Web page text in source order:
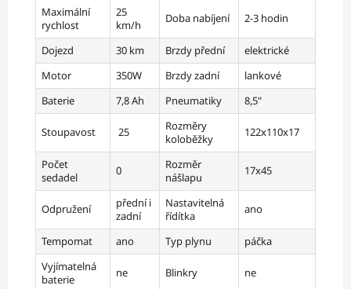
Maximální
rychlost
25
km/h
Doba nabíjení 2-3 hodin
Dojezd 30 km Brzdy přední
elektrické
Motor
350W Brzdy zadní
lankové
Baterie
7,8 Ah Pneumatiky 8,5"
Stoupavost 25
Rozměry
koloběžky
122x110x17
Počet
sedadel
0
Rozměr
nášlapu
17x45
Odpružení
přední i
zadní
Nastavitelná
řídítka
ano
Tempomat ano Typ plynu
páčka
Vyjímatelná
baterie
ne Blinkry ne